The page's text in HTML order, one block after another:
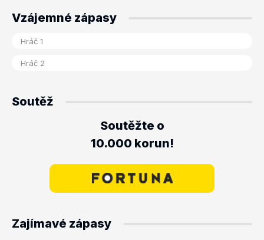
Vzájemné zápasy
Soutěž
Soutěžte o
10.000 korun!
Zajímavé zápasy